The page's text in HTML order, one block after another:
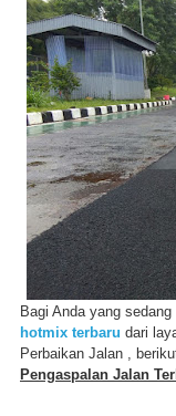
Bagi Anda yang
hotmix terbaru dari
Perbaikan Jalan ,
Pengaspalan Jalan